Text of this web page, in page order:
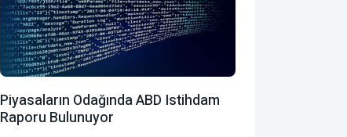
Piyasaların Odağında ABD Istihdam
Raporu Bulunuyor